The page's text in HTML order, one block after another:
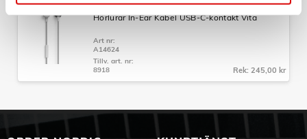
DORO
Hörlurar In-Ear Kabel USB-C-kontakt Vita
Art nr:
A14624
Tillv. art. nr:
8918
Rek: 245,00 kr